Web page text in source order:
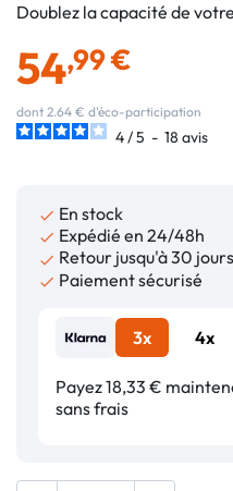
Doublez la capacité de
54,99 €
dont 2.64 € d'éco-participation
4/5 - 18 avis
 En stock
 Expédié en 24/48h
 Retour jusqu'à 30 jours
 Paiement sécurisé
3x 4x
Payez 18,33 €
sans frais